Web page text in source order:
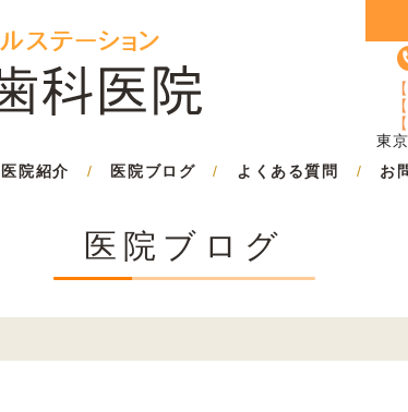
【
【
【
東
医院紹介 / 医院ブログ / よくある質問 / お
医院ブログ